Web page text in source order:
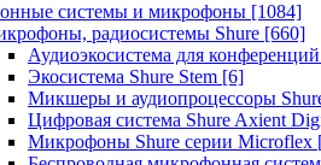
системы и микрофоны [1084]
радиосистемы Shure [660]
Аудиоэкосистема для
Экосистема Shure Stem [6]
Микшеры и аудиопроцессоры
Цифровая система Shure Axient
Микрофоны Shure серии Microflex